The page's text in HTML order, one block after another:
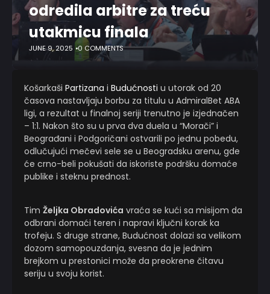
odredila arbitre za treću
utakmicu finala
JUNE 9, 2025 0 COMMENTS
Košarkaši Partizana i Budućnosti u utorak od 20
časova nastavljaju borbu za titulu u AdmiralBet ABA
ligi, a rezultat u finalnoj seriji trenutno je izjednačen
– 1:1. Nakon što su u prva dva duela u “Morači” i
Beograđani i Podgoričani ostvarili po jednu pobedu,
odlučujući mečevi sele se u Beogradsku arenu, gde
će crno-beli pokušati da iskoriste podršku domaće
publike i steknu prednost.
Tim Željka Obradovića vraća se kući sa misijom da
odbrani domaći teren i napravi ključni korak ka
trofeju. S druge strane, Budućnost dolazi sa velikom
dozom samopouzdanja, svesna da je jednim
brejkom u prestonici može da preokrene čitavu
seriju u svoju korist.